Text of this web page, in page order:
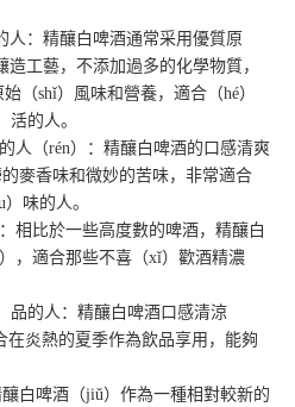
：精釀白啤酒通常采用優質原
造工藝，不添加過多的化學物質，
（shǐ）風味和營養，適合（hé）
活的人。
（rén）：精釀白啤酒的口感清爽
的麥香味和微妙的苦味，非常適合
味的人。
比於一些高度數的啤酒，精釀白
，適合那些不喜（xǐ）歡酒精濃
的人：精釀白啤酒口感清涼
在炎熱的夏季作為飲品享用，能夠
啤酒（jiǔ）作為一種相對較新的